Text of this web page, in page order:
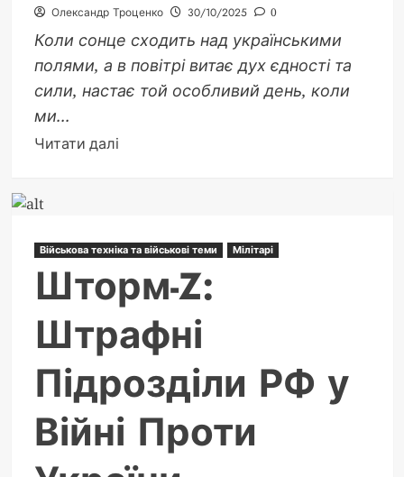
Олександр Троценко 30/10/2025 0
Коли сонце сходить над українськими
полями, а в повітрі витає дух єдності та
сили, настає той особливий день, коли
ми...
Читати даліДокладніше
Сержанта:
Історія,
Традиції
та
Натхненні
Військова техніка та військові теми Мілітарі
Шторм-Z:
Штрафні
Підрозділи РФ у
Війні Проти